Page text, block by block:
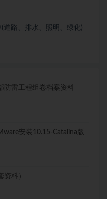
道路、排水、照明、绿化)
防雷工程组卷档案资料
安装10.15-Catalina版
资料）